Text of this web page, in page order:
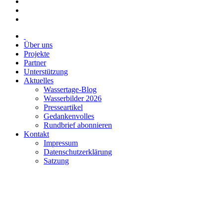
Über uns
Projekte
Partner
Unterstützung
Aktuelles
Wassertage-Blog
Wasserbilder 2026
Presseartikel
Gedankenvolles
Rundbrief abonnieren
Kontakt
Impressum
Datenschutzerklärung
Satzung